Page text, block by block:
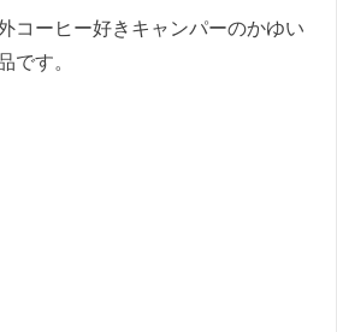
コーヒー好きキャンパーのかゆい
です。